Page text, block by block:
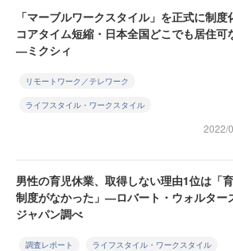
「マーブルワークスタイル」を正式に制度
コアタイム短縮・日本全国どこでも居住可
―ミクシィ
リモートワーク／テレワーク
ライフスタイル・ワークスタイル
2022/
男性の育児休業、取得しない理由1位は「
制度がなかった」―ロバート・ウォルター
ジャパン調べ
調査レポート ライフスタイル・ワークスタイル